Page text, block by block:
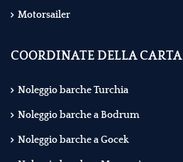
Motorsailer
COORDINATE DELLA CARTA
Noleggio barche Turchia
Noleggio barche a Bodrum
Noleggio barche a Gocek